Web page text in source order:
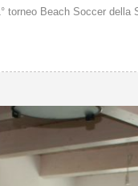
torneo Beach Soccer della